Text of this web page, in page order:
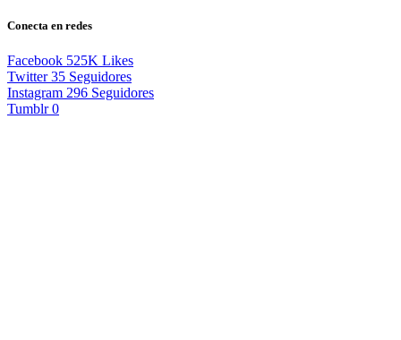
Conecta en redes
Facebook 525K Likes
Twitter 35 Seguidores
Instagram 296 Seguidores
Tumblr 0